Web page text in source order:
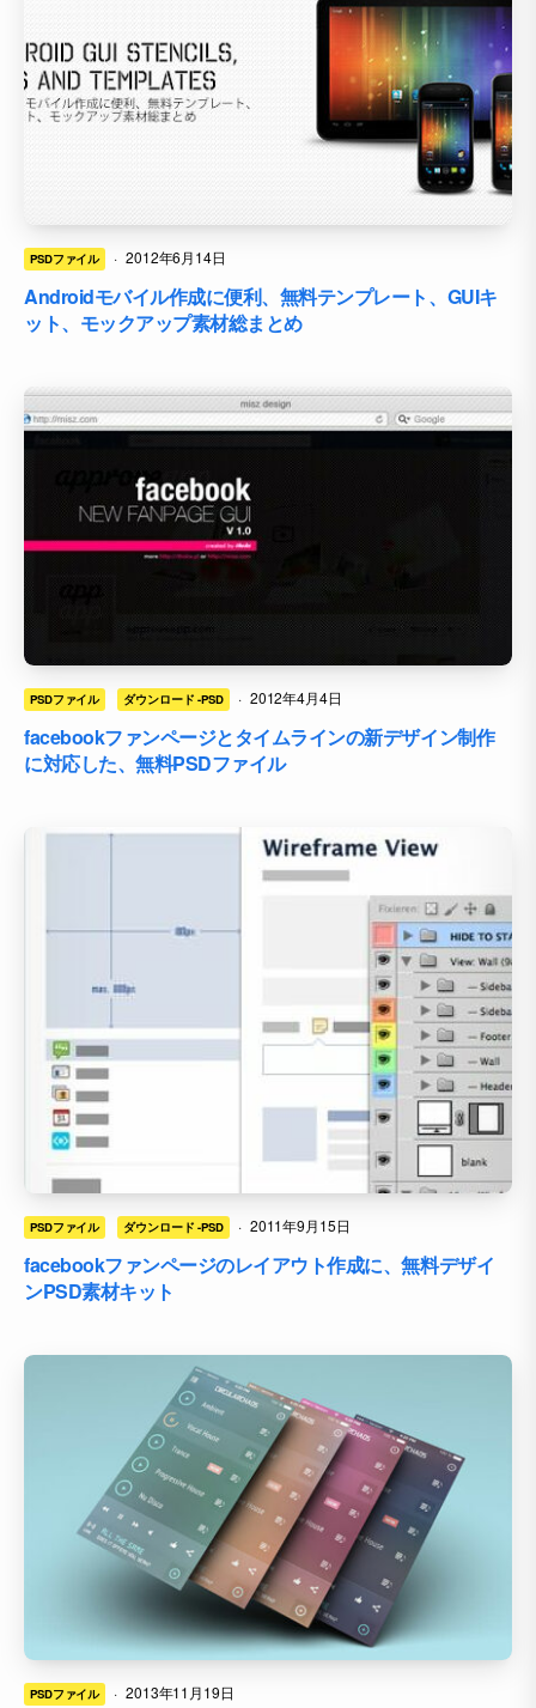
PSDファイル · 2012年6月14日
Androidモバイル作成に便利、無料テンプレート、GUIキ
ット、モックアップ素材総まとめ
PSDファイル ダウンロード -PSD · 2012年4月4日
facebookファンページとタイムラインの新デザイン制作
に対応した、無料PSDファイル
PSDファイル ダウンロード -PSD · 2011年9月15日
facebookファンページのレイアウト作成に、無料デザイ
ンPSD素材キット
PSDファイル · 2013年11月19日